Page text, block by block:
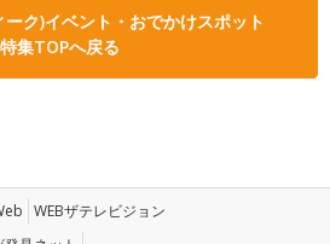
ク)イベント・おでかけスポット
特集TOPへ戻る
WEBザテレビジョン